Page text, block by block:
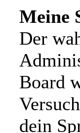
Meine
Der
Board
dein